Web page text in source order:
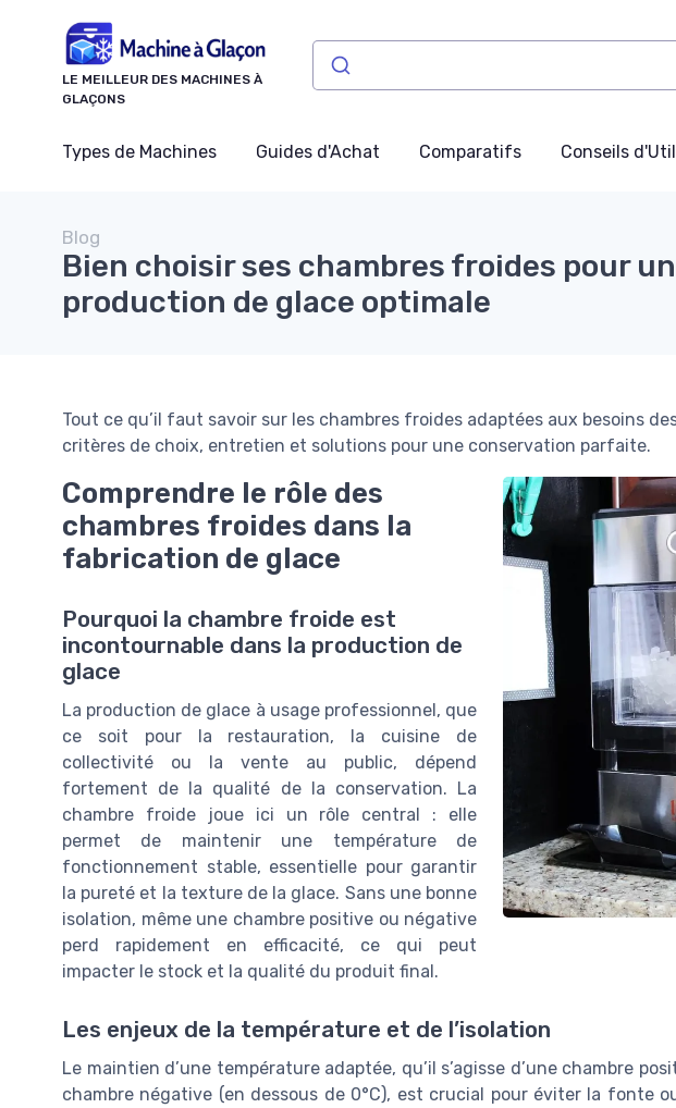
LE MEILLEUR DES MACHINES À
GLAÇONS
Types de Machines Guides d'Achat Comparatifs Conseils
Blog
Bien choisir ses chambres froides pour
production de glace optimale
Tout ce qu’il faut savoir sur les chambres froides adaptées aux besoins
critères de choix, entretien et solutions pour une conservation parfaite.
Comprendre le rôle des
chambres froides dans la
fabrication de glace
Pourquoi la chambre froide est
incontournable dans la production de
glace
La production de glace à usage professionnel, que
ce soit pour la restauration, la cuisine de
collectivité ou la vente au public, dépend
fortement de la qualité de la conservation. La
chambre froide joue ici un rôle central : elle
permet de maintenir une température de
fonctionnement stable, essentielle pour garantir
la pureté et la texture de la glace. Sans une bonne
isolation, même une chambre positive ou négative
perd rapidement en efficacité, ce qui peut
impacter le stock et la qualité du produit final.
Les enjeux de la température et de l’isolation
Le maintien d’une température adaptée, qu’il s’agisse d’une chambre
chambre négative (en dessous de 0°C), est crucial pour éviter la fonte